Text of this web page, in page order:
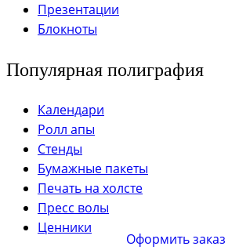
Оформить заказ
Презентации
Блокноты
Популярная полиграфия
Календари
Ролл апы
Стенды
Бумажные пакеты
Печать на холсте
Пресс волы
Ценники